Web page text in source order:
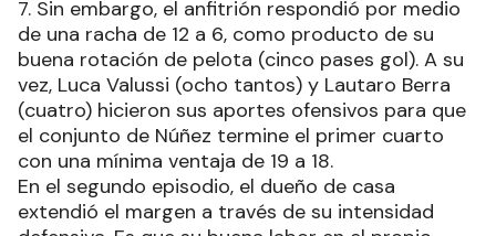
7. Sin embargo, el anfitrión respondió por medio
de una racha de 12 a 6, como producto de su
buena rotación de pelota (cinco pases gol). A su
vez, Luca Valussi (ocho tantos) y Lautaro Berra
(cuatro) hicieron sus aportes ofensivos para que
el conjunto de Núñez termine el primer cuarto
con una mínima ventaja de 19 a 18.
En el segundo episodio, el dueño de casa
extendió el margen a través de su intensidad